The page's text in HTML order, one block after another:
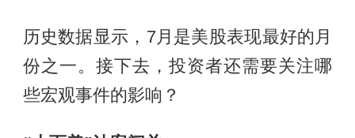
历史数据显示，7月是美股表现最好的月
份之一。接下去，投资者还需要关注哪
些宏观事件的影响？